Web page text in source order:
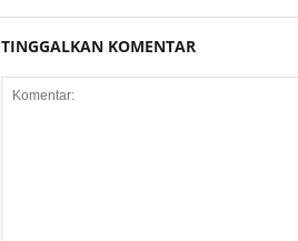
TINGGALKAN KOMENTAR